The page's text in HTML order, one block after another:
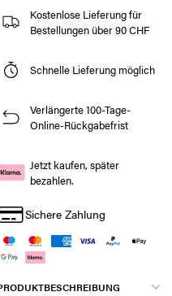
Kostenlose Lieferung für
Bestellungen über 90 CHF
Schnelle Lieferung möglich
Verlängerte 100-Tage-
Online-Rückgabefrist
Jetzt kaufen, später
bezahlen.
Sichere Zahlung